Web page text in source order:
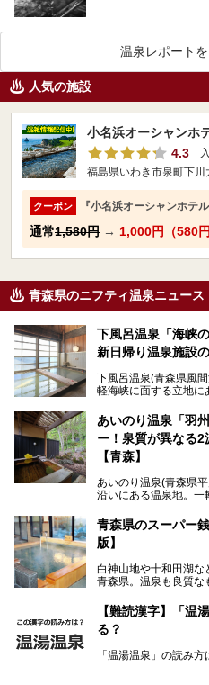
温泉レポート
人気の施設
小名浜オーシャンホ
4.3
福島県いわき市泉町下川
クーポン 『小名浜オーシャンホテ
通常1,580円 → 1,000円（580
青森県のニフティ温泉ニュース
下風呂温泉「海峡
新日帰り温泉施設
下風呂温泉(青森県風
軽海峡に面する立地に
泉ファンが訪れる温泉
「海峡の湯」は、以前
年12月にオープンし
浴場で使用された2つ
無料休憩室や食事処も
にも利用しやすい施
今回、筆者は実際に海
底解説します！
あいのり温泉「羽
ー！泉質が異なる
【青森】
あいのり温泉(青森県
沿いにある温泉地。一
(通称:赤湯)と無色透明
し、いずれも源泉100
う。
今回筆者は実際に宿泊
に「羽州路の宿 あい
ですが、実はあいの
つ。その魅力を徹底
青森県のスーパー
版】
白神山地や十和田湖な
青森県。温泉も良質な
の山並みを眺めなが
当地グルメを味わう
今回は、青森県でおす
ください。
【難読漢字】「温
る？
「温湯温泉」の読み方